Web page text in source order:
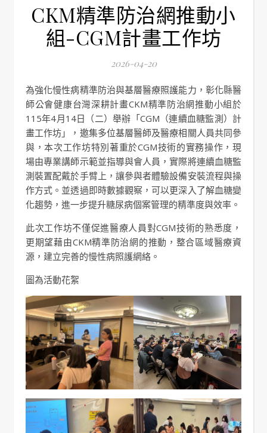
CKM精準防治網推動小
組-CGM計畫工作坊
2026-04-20
為強化慢性病精準防治與基層醫療照護能力，彰化縣醫
師公會健康台灣深耕計畫CKM精準防治網推動小組於
115年4月14日（二）舉辦「CGM（連續血糖監測）計
畫工作坊」，邀集多位基層醫師及醫療相關人員共同參
與，本次工作坊特別著重於CGM技術的實務操作，現
場由專業講師示範並指導與會人員，實際將連續血糖監
測裝置配戴於手臂上，讓參與者體驗設備安裝流程與操
作方式。並透過即時數據觀察，可以更深入了解血糖變
化趨勢，進一步提升糖尿病個案管理的精準度與效率。
此次工作坊不僅促進醫療人員對CGM技術的熟悉度，
更期望藉由CKM精準防治網的推動，整合區域醫療資
源，建立完善的慢性病照護網絡。
圖為活動花絮